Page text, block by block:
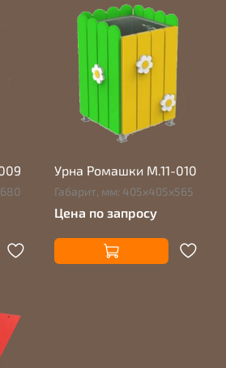
Урна Ромашки М.11-010
Габарит, мм: 405х405х565
Цена по запросу